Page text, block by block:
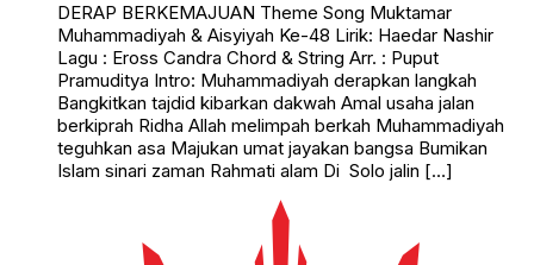
DERAP BERKEMAJUAN Theme Song Muktamar
Muhammadiyah & Aisyiyah Ke-48 Lirik: Haedar Nashir
Lagu : Eross Candra Chord & String Arr. : Puput
Pramuditya Intro: Muhammadiyah derapkan langkah
Bangkitkan tajdid kibarkan dakwah Amal usaha jalan
berkiprah Ridha Allah melimpah berkah Muhammadiyah
teguhkan asa Majukan umat jayakan bangsa Bumikan
Islam sinari zaman Rahmati alam Di Solo jalin […]